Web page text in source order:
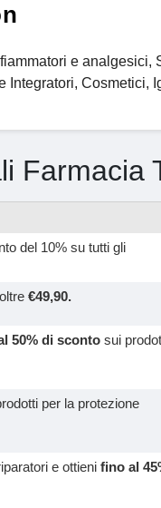
e analgesici,
Cosmetici,
Farmacia
del 10% su tutti gli
€49,90.
50% di sconto sui
per la protezione
e ottieni fino al